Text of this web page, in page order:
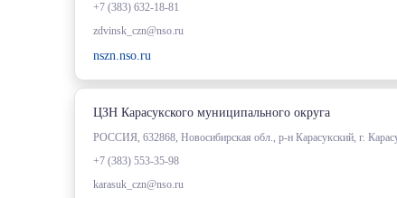
+7 (383) 632-18-81
zdvinsk_czn@nso.ru
nszn.nso.ru
ЦЗН Карасукского муниципального округа
РОССИЯ, 632868, Новосибирская обл., р-н Карасукский, г.
+7 (383) 553-35-98
karasuk_czn@nso.ru